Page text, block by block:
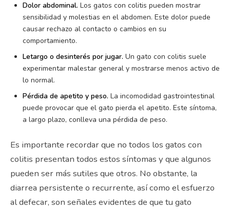
Dolor abdominal. Los gatos con colitis pueden mostrar
sensibilidad y molestias en el abdomen. Este dolor puede
causar rechazo al contacto o cambios en su
comportamiento.
Letargo o desinterés por jugar. Un gato con colitis suele
experimentar malestar general y mostrarse menos activo de
lo normal.
Pérdida de apetito y peso. La incomodidad gastrointestinal
puede provocar que el gato pierda el apetito. Este síntoma,
a largo plazo, conlleva una pérdida de peso.
Es importante recordar que no todos los gatos con
colitis presentan todos estos síntomas y que algunos
pueden ser más sutiles que otros. No obstante, la
diarrea persistente o recurrente, así como el esfuerzo
al defecar, son señales evidentes de que tu gato